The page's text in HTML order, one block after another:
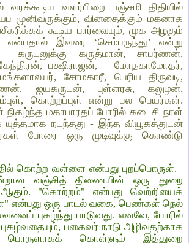
வளர்பிறை பஞ்சமி திதியில்
முனிவருக்கும், வினதைக்கும் மகனாக
கூடிய பார்வையும், முக அழகும்
இவரை ‘செம்பருந்து’ என்று
கருத்மான், சாபர்ணன்,
பக்ஷிராஜன், மோதகாமோதர்,
மங்களாலயர், சோமகாரீ, பெரிய திருவடி,
ஜயகருடன், புள்ளரசு, கலுழன்,
கொற்றப்புள் என்று பல பெயர்கள்.
நிகழ்ந்த மகாபாரதப் போரில் கடைசி நாள்
யுத்தமாக நடந்தது - இந்த வியூகத்துடன்
போரை ஒரு முடிவுக்கு கொண்டு
கொற்ற வள்ளை என்பது புறப்பொருள்.
வஞ்சித் திணையின் ஒரு துறை
ஆகும். "கொற்றம்" என்பது வெற்றியைக்
என்பது ஒரு பாடல் வகை, பெண்கள் நெல்
புகழ்ந்து பாடுவது. எனவே, போரில்
பகைவர் நாடு அழிவதற்காக
பொருளாகக் கொள்ளும் இத்துறை